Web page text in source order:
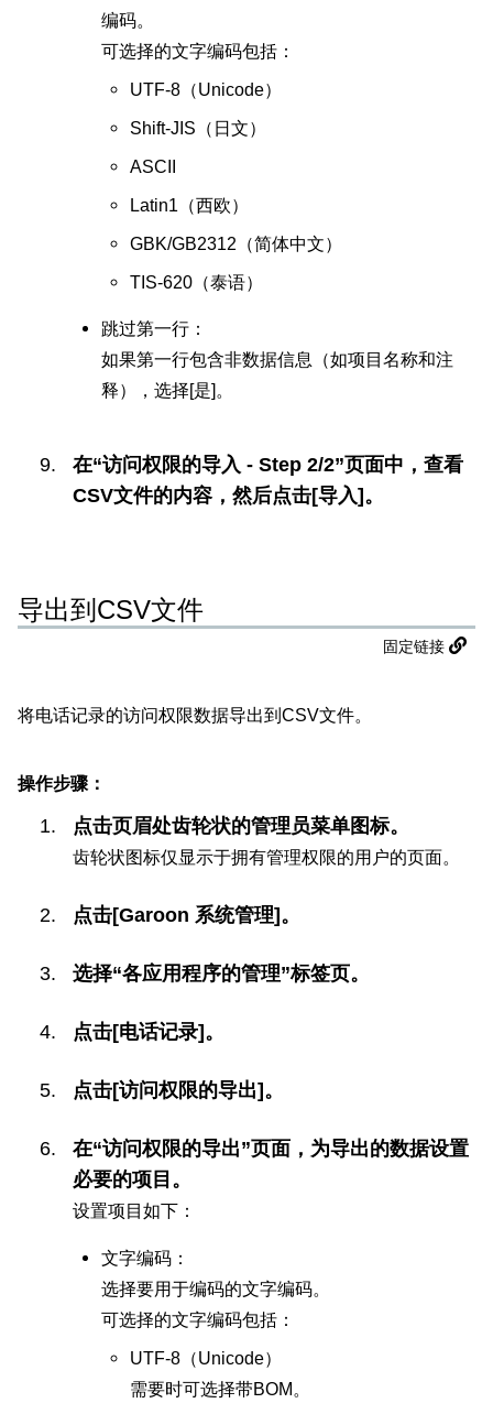
编码。
可选择的文字编码包括：
UTF-8（Unicode）
Shift-JIS（日文）
ASCII
Latin1（西欧）
GBK/GB2312（简体中文）
TIS-620（泰语）
跳过第一行：
如果第一行包含非数据信息（如项目名称和注
释），选择[是]。
在“访问权限的导入 - Step 2/2”页面中，查看
CSV文件的内容，然后点击[导入]。
导出到CSV文件
固定链接
将电话记录的访问权限数据导出到CSV文件。
操作步骤：
点击页眉处齿轮状的管理员菜单图标。
齿轮状图标仅显示于拥有管理权限的用户的页面。
点击[Garoon 系统管理]。
选择“各应用程序的管理”标签页。
点击[电话记录]。
点击[访问权限的导出]。
在“访问权限的导出”页面，为导出的数据设置
必要的项目。
设置项目如下：
文字编码：
选择要用于编码的文字编码。
可选择的文字编码包括：
UTF-8（Unicode）
需要时可选择带BOM。